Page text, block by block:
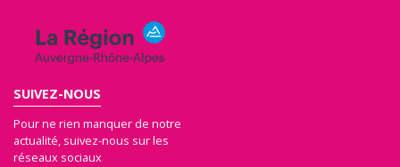
SUIVEZ-NOUS
Pour ne rien manquer de notre
actualité, suivez-nous sur les
réseaux sociaux